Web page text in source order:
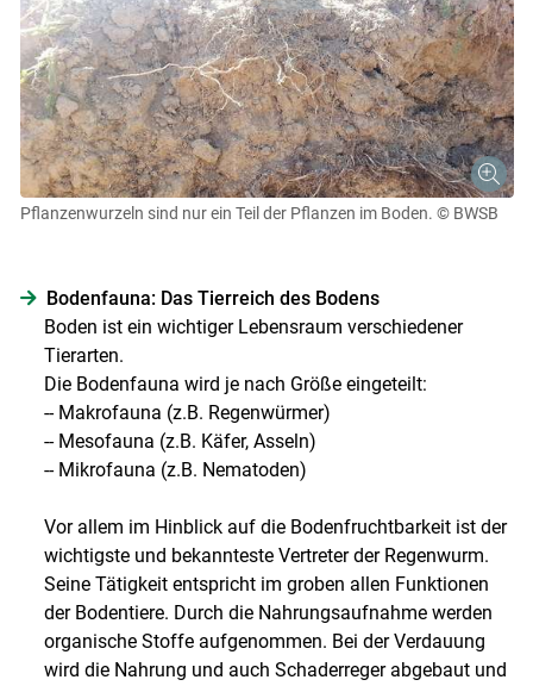
Pflanzenwurzeln sind nur ein Teil der Pflanzen im Boden. © BWSB
Bodenfauna: Das Tierreich des Bodens
Boden ist ein wichtiger Lebensraum verschiedener
Tierarten.
Die Bodenfauna wird je nach Größe eingeteilt:
-- Makrofauna (z.B. Regenwürmer)
-- Mesofauna (z.B. Käfer, Asseln)
-- Mikrofauna (z.B. Nematoden)
Vor allem im Hinblick auf die Bodenfruchtbarkeit ist der
wichtigste und bekannteste Vertreter der Regenwurm.
Seine Tätigkeit entspricht im groben allen Funktionen
der Bodentiere. Durch die Nahrungsaufnahme werden
organische Stoffe aufgenommen. Bei der Verdauung
wird die Nahrung und auch Schaderreger abgebaut und